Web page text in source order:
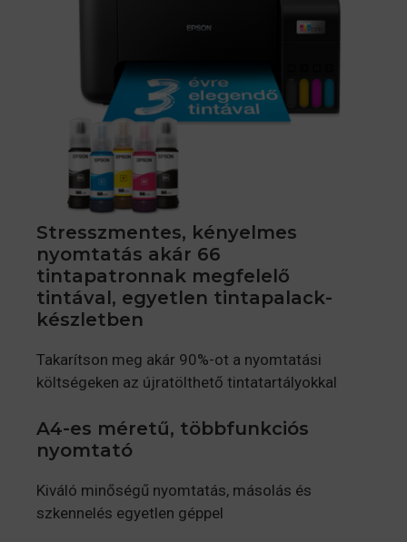
Stresszmentes, kényelmes
nyomtatás akár 66
tintapatronnak megfelelő
tintával, egyetlen tintapalack-
készletben
Takarítson meg akár 90%-ot a nyomtatási
költségeken az újratölthető tintatartályokkal
A4-es méretű, többfunkciós
nyomtató
Kiváló minőségű nyomtatás, másolás és
szkennelés egyetlen géppel